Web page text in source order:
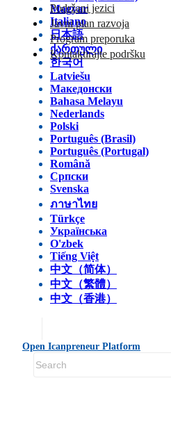
Magyar
Italiano
日本語
ქართული
한국어
Latviešu
Македонски
Bahasa Melayu
Nederlands
Polski
Português (Brasil)
Português (Portugal)
Română
Српски
Svenska
ภาษาไทย
Türkçe
Українська
O'zbek
Tiếng Việt
中文（简体）
中文（繁體）
中文（香港）
Open Icanpreneur Platform
Podržani jezici
Javni plan razvoja
Program preporuka
Kontaktirajte podršku